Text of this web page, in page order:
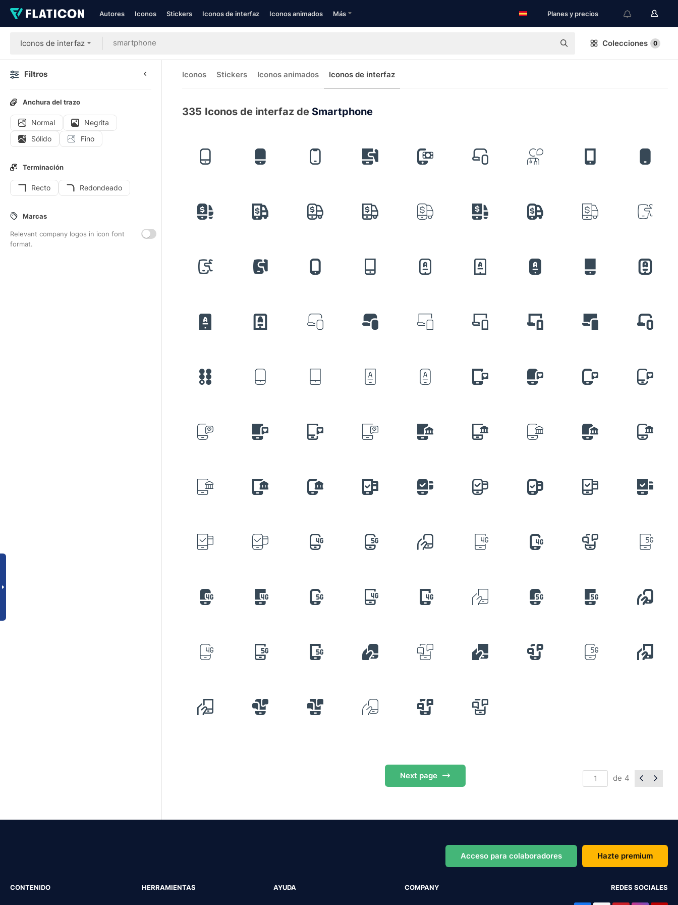
Autores Iconos Stickers Iconos de interfaz Iconos animados Más Planes y precios
Iconos de interfaz Colecciones 0
Filtros
Anchura del trazo
Normal
Negrita
Sólido
Fino
Terminación
Recto Redondeado
Marcas
Relevant company logos in icon font
format.
Iconos Stickers Iconos animados Iconos de interfaz
335 Iconos de interfaz de Smartphone
Next page de 4
Acceso para colaboradores Hazte premium
CONTENIDO HERRAMIENTAS AYUDA COMPANY REDES SOCIALES